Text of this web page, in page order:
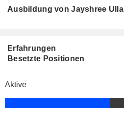
Ausbildung von Jayshree Ullal
Erfahrungen
Besetzte Positionen
Aktive